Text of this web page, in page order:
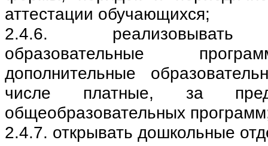
аттестации обучающихся;
2.4.6. реализовывать
образовательные
дополнительные
числе платные, за
общеобразовательных
2.4.7. открывать дошкольные